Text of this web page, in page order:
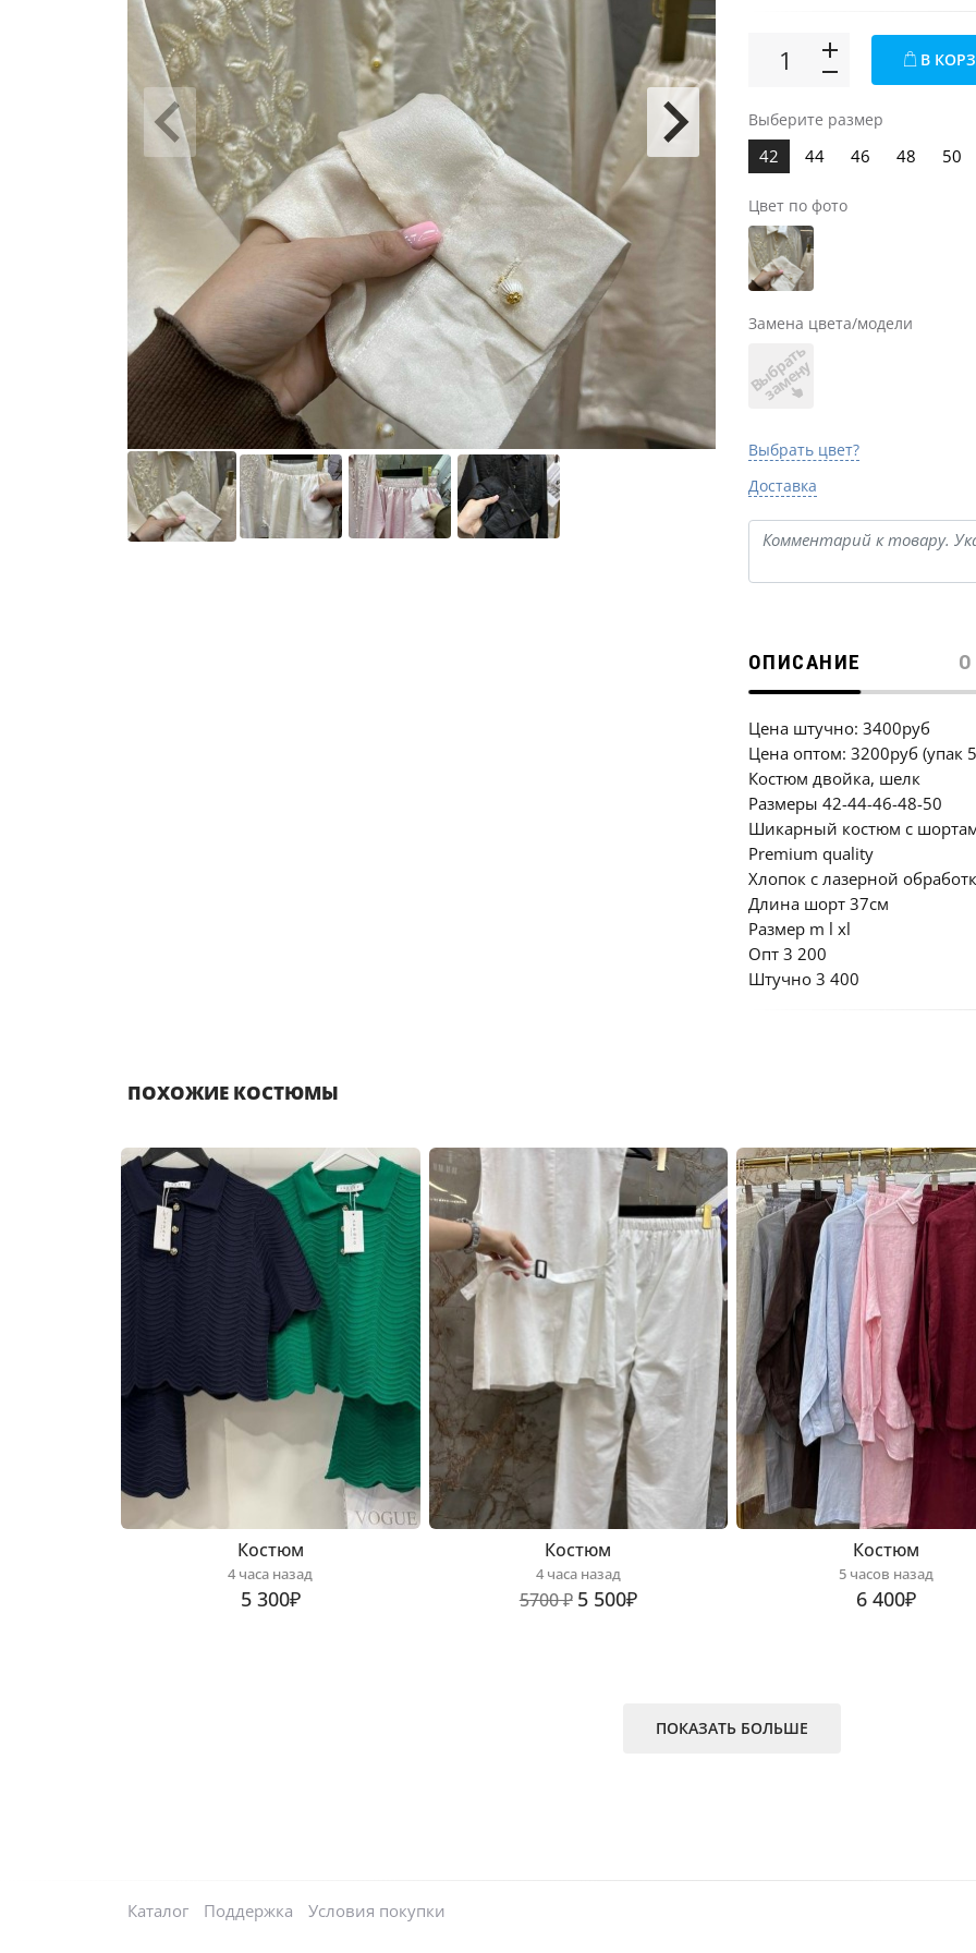
В
Выберите размер
42 44 46 48 50
Цвет по фото
Замена цвета/модели
В
ы
б
р
а
т
ь
з
а
м
е
н
у
Выбрать цвет?
Доставка
ОПИСАНИЕ
Цена штучно: 3400руб
Цена оптом: 3200руб (упак
Костюм двойка, шелк
Размеры 42-44-46-48-50
Шикарный костюм с
Premium quality
Хлопок с лазерной
Длина шорт 37см
Размер m l xl
Опт 3 200
Штучно 3 400
ПОХОЖИЕ КОСТЮМЫ
Костюм
4 часа назад
5 300₽
Костюм
4 часа назад
5700 ₽ 5 500₽
Костюм
5 часов назад
6 400₽
ПОКАЗАТЬ БОЛЬШЕ
Каталог Поддержка Условия покупки